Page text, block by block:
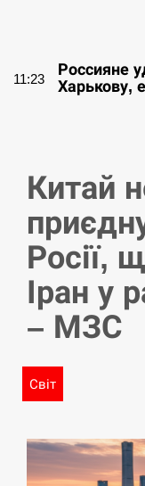
11:23
Россияне
Харькову,
Китай
Росії,
Іран у
– МЗС
Світ